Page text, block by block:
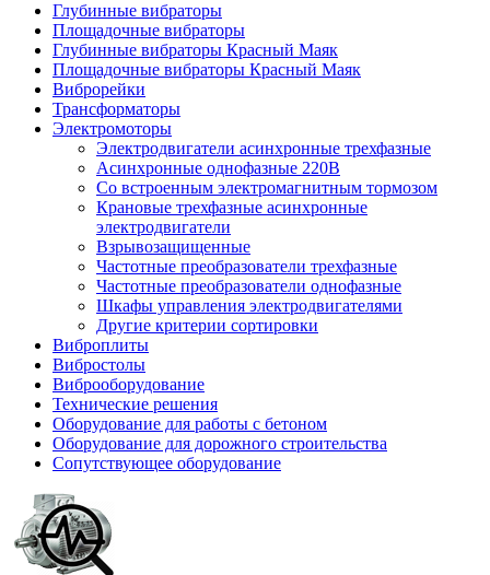
Глубинные вибраторы
Площадочные вибраторы
Глубинные вибраторы Красный Маяк
Площадочные вибраторы Красный Маяк
Виброрейки
Трансформаторы
Электромоторы
Электродвигатели асинхронные трехфазные
Асинхронные однофазные 220В
Cо встроенным электромагнитным тормозом
Крановые трехфазные асинхронные
электродвигатели
Взрывозащищенные
Частотные преобразователи трехфазные
Частотные преобразователи однофазные
Шкафы управления электродвигателями
Другие критерии сортировки
Виброплиты
Вибростолы
Виброоборудование
Технические решения
Оборудование для работы с бетоном
Оборудование для дорожного строительства
Сопутствующее оборудование